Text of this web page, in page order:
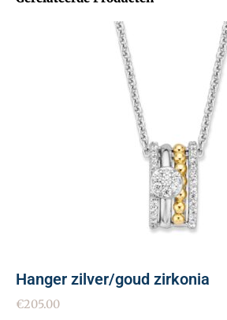
Hanger zilver/goud zirkonia
€205.00